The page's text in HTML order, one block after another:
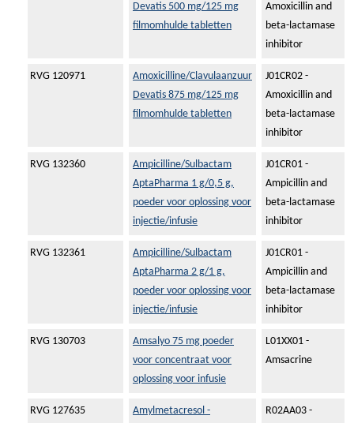
Devatis 500 mg/125 mg
filmomhulde tabletten
Amoxicillin and
beta-lactamase
inhibitor
RVG 120971
Amoxicilline/Clavulaanzuur
Devatis 875 mg/125 mg
filmomhulde tabletten
J01CR02 -
Amoxicillin and
beta-lactamase
inhibitor
RVG 132360
Ampicilline/Sulbactam
AptaPharma 1 g/0,5 g,
poeder voor oplossing voor
injectie/infusie
J01CR01 -
Ampicillin and
beta-lactamase
inhibitor
RVG 132361
Ampicilline/Sulbactam
AptaPharma 2 g/1 g,
poeder voor oplossing voor
injectie/infusie
J01CR01 -
Ampicillin and
beta-lactamase
inhibitor
RVG 130703
Amsalyo 75 mg poeder
voor concentraat voor
oplossing voor infusie
L01XX01 -
Amsacrine
RVG 127635
Amylmetacresol -
R02AA03 -